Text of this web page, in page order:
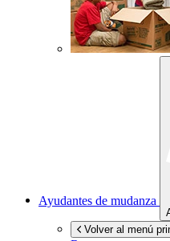
Ayudantes de mudanza
Volver al menú